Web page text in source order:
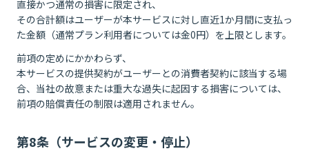
直接かつ通常の損害に限定され、
その合計額はユーザーが本サービスに対し直近1か月間に支払っ
た金額（通常プラン利用者については金0円）を上限とします。
前項の定めにかかわらず、
本サービスの提供契約がユーザーとの消費者契約に該当する場
合、当社の故意または重大な過失に起因する損害については、
前項の賠償責任の制限は適用されません。
第8条（サービスの変更・停止）